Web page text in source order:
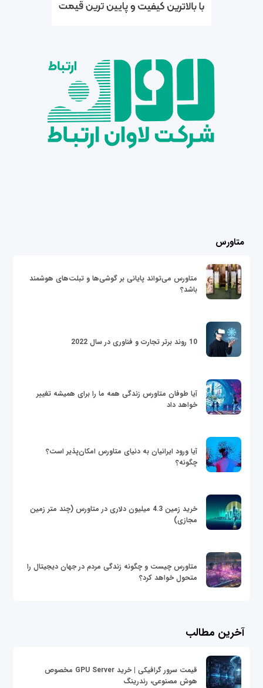
متاورس
متاورس می‌تواند پایانی بر گوشی‌ها و تبلت‌های هوشمند
باشد؟
10 روند برتر تجارت و فناوری در سال 2022
آیا طوفان متاورس زندگی همه ما را برای همیشه تغییر
خواهد داد
آیا ورود ایرانیان به دنیای متاورس امکان‌پذیر است؟
چگونه؟
خرید زمین 4.3 میلیون دلاری در متاورس (چند متر زمین
مجازی)
متاورس چیست و چگونه زندگی مردم در جهان دیجیتال را
متحول خواهد کرد؟
آخرین مطالب
قیمت سرور گرافیکی | خرید GPU Server مخصوص
هوش مصنوعی، رندرینگ